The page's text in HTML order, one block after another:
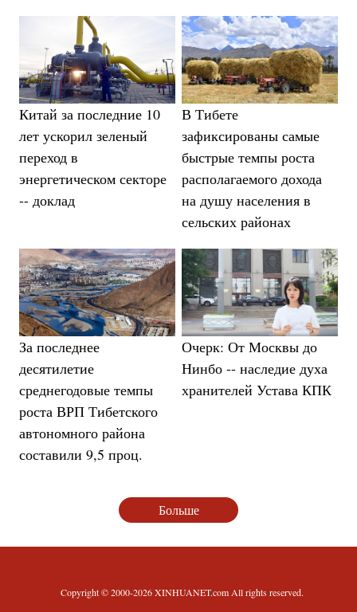
Китай за последние 10
лет ускорил зеленый
переход в
энергетическом секторе
-- доклад
В Тибете
зафиксированы самые
быстрые темпы роста
располагаемого дохода
на душу населения в
сельских районах
За последнее
десятилетие
среднегодовые темпы
роста ВРП Тибетского
автономного района
составили 9,5 проц.
Очерк: От Москвы до
Нинбо -- наследие духа
хранителей Устава КПК
Больше
Copyright © 2000-2026 XINHUANET.com All rights reserved.